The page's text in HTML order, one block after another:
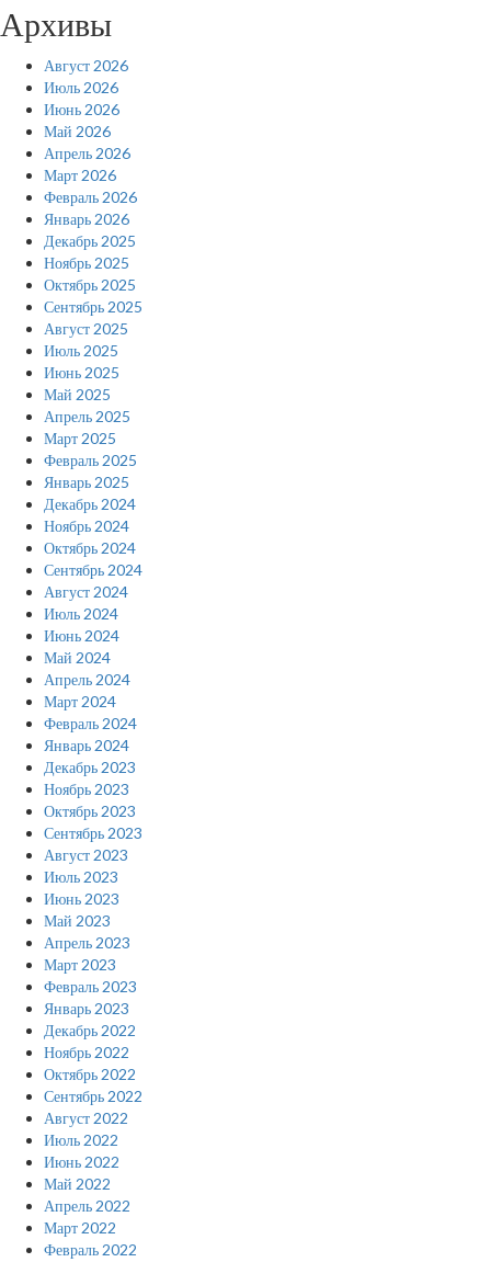
Архивы
Август 2026
Июль 2026
Июнь 2026
Май 2026
Апрель 2026
Март 2026
Февраль 2026
Январь 2026
Декабрь 2025
Ноябрь 2025
Октябрь 2025
Сентябрь 2025
Август 2025
Июль 2025
Июнь 2025
Май 2025
Апрель 2025
Март 2025
Февраль 2025
Январь 2025
Декабрь 2024
Ноябрь 2024
Октябрь 2024
Сентябрь 2024
Август 2024
Июль 2024
Июнь 2024
Май 2024
Апрель 2024
Март 2024
Февраль 2024
Январь 2024
Декабрь 2023
Ноябрь 2023
Октябрь 2023
Сентябрь 2023
Август 2023
Июль 2023
Июнь 2023
Май 2023
Апрель 2023
Март 2023
Февраль 2023
Январь 2023
Декабрь 2022
Ноябрь 2022
Октябрь 2022
Сентябрь 2022
Август 2022
Июль 2022
Июнь 2022
Май 2022
Апрель 2022
Март 2022
Февраль 2022